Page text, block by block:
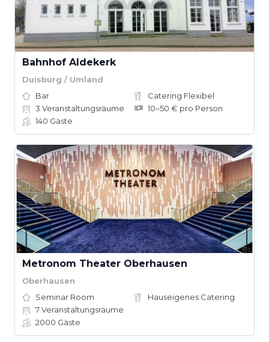
Bahnhof Aldekerk
Duisburg / Umland
Bar
Catering Flexibel
3 Veranstaltungsräume
10–50 € pro Person
140 Gäste
Metronom Theater Oberhausen
Oberhausen
Seminar Room
Hauseigenes Catering
7Veranstaltungsräume
2000 Gäste